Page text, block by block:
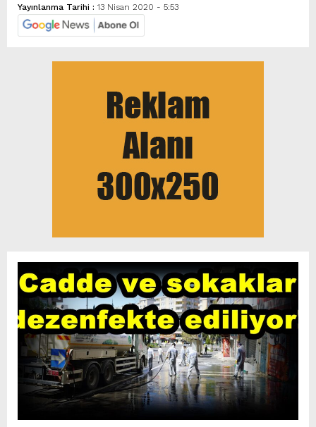
Yayınlanma Tarihi : 13 Nisan 2020 - 5:53